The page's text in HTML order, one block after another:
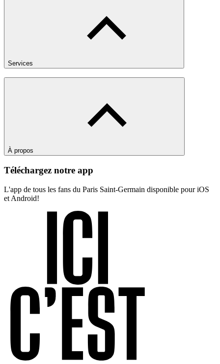
Services
À propos
Téléchargez notre app
L'app de tous les fans du Paris Saint-Germain disponible pour iOS
et Android!